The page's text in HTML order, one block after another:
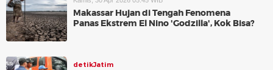
Makassar Hujan di Tengah Fenomena
Panas Ekstrem El Nino 'Godzilla', Kok Bisa?
detikJatim